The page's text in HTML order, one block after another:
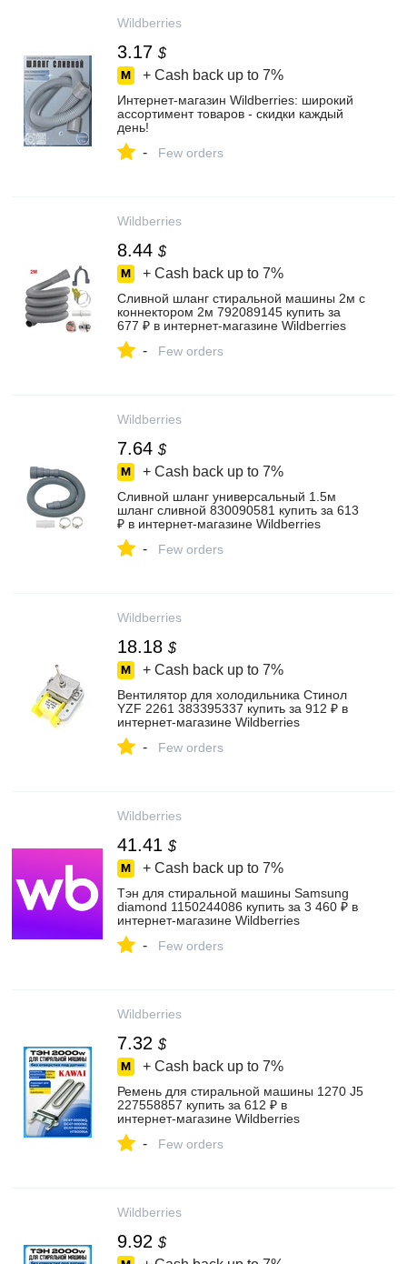
Wildberries
3.17 $
+ Cash back up to 7%
Интернет‑магазин Wildberries: широкий
ассортимент товаров - скидки каждый
день!
- Few orders
Wildberries
8.44 $
+ Cash back up to 7%
Сливной шланг стиральной машины 2м с
коннектором 2м 792089145 купить за
677 ₽ в интернет‑магазине Wildberries
- Few orders
Wildberries
7.64 $
+ Cash back up to 7%
Сливной шланг универсальный 1.5м
шланг сливной 830090581 купить за 613
₽ в интернет‑магазине Wildberries
- Few orders
Wildberries
18.18 $
+ Cash back up to 7%
Вентилятор для холодильника Стинол
YZF 2261 383395337 купить за 912 ₽ в
интернет‑магазине Wildberries
- Few orders
Wildberries
41.41 $
+ Cash back up to 7%
Тэн для стиральной машины Samsung
diamond 1150244086 купить за 3 460 ₽ в
интернет‑магазине Wildberries
- Few orders
Wildberries
7.32 $
+ Cash back up to 7%
Ремень для стиральной машины 1270 J5
227558857 купить за 612 ₽ в
интернет‑магазине Wildberries
- Few orders
Wildberries
9.92 $